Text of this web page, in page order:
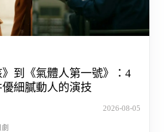
到《氣體人第一號》：4
細膩動人的演技
2026-08-05
劇